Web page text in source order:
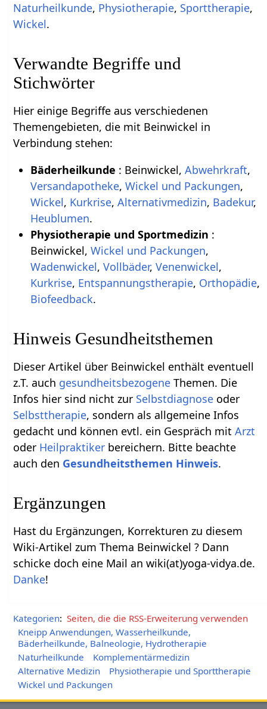
Naturheilkunde, Physiotherapie, Sporttherapie,
Wickel.
Verwandte Begriffe und
Stichwörter
Hier einige Begriffe aus verschiedenen
Themengebieten, die mit Beinwickel in
Verbindung stehen:
Bäderheilkunde : Beinwickel, Abwehrkraft,
Versandapotheke, Wickel und Packungen,
Wickel, Kurkrise, Alternativmedizin, Badekur,
Heublumen.
Physiotherapie und Sportmedizin :
Beinwickel, Wickel und Packungen,
Wadenwickel, Vollbäder, Venenwickel,
Kurkrise, Entspannungstherapie, Orthopädie,
Biofeedback.
Hinweis Gesundheitsthemen
Dieser Artikel über Beinwickel enthält eventuell
z.T. auch gesundheitsbezogene Themen. Die
Infos hier sind nicht zur Selbstdiagnose oder
Selbsttherapie, sondern als allgemeine Infos
gedacht und können evtl. ein Gespräch mitArzt
oder Heilpraktiker bereichern. Bitte beachte
auch den Gesundheitsthemen Hinweis.
Ergänzungen
Hast du Ergänzungen, Korrekturen zu diesem
Wiki-Artikel zum Thema Beinwickel ? Dann
schicke doch eine Mail an wiki(at)yoga-vidya.de.
Danke!
Kategorien: Seiten, die die RSS-Erweiterung verwenden
Kneipp Anwendungen, Wasserheilkunde,
Bäderheilkunde, Balneologie, Hydrotherapie
Naturheilkunde
Komplementärmedizin
Alternative Medizin
Physiotherapie und Sporttherapie
Wickel und Packungen